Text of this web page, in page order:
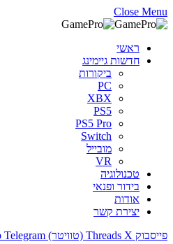
Close Menu
ראשי
חדשות גיימינג
ביקורות
PC
XBX
PS5
PS5 Pro
Switch
מובייל
VR
טכנולוגיה
בידור ופנאי
אודות
יצירת קשר
פייסבוק
Threads X (טוויטר) Telegram